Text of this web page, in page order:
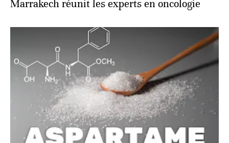
Marrakech réunit les experts en oncologie